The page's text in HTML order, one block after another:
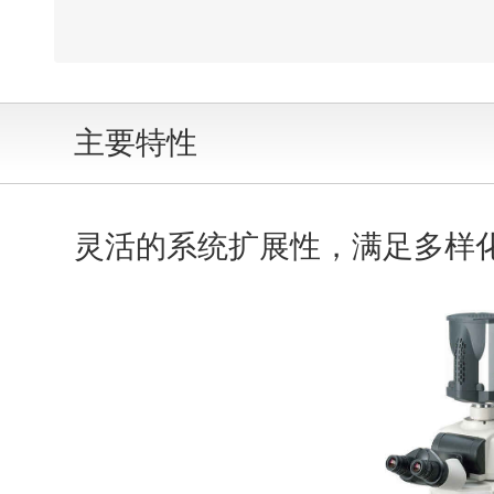
主要特性
灵活的系统扩展性，满足多样